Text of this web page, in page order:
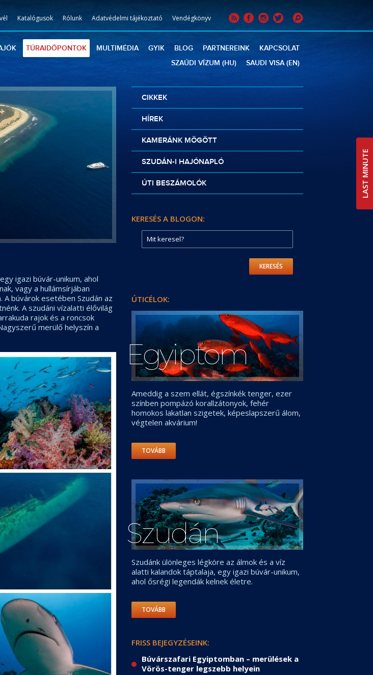
Katalógusok Rólunk Adatvédelmi tájékoztató Vendégkönyv
TÚRAIDŐPONTOK MULTIMÉDIA GYIK BLOG PARTNEREINK
KAPCSOLAT
SZAÚDI VÍZUM (HU)
SAUDI VISA (EN)
igazi búvár-unikum, ahol
vagy a hullámsírjában
A búvárok esetében Szudán az
A szudáni vízalatti élővilág
rajok és a roncsok
merülő helyszín a
CIKKEK
HÍREK
KAMERÁNK MÖGÖTT
SZUDÁN-I HAJÓNAPLÓ
ÚTI BESZÁMOLÓK
KERESÉS A BLOGON:
KERESÉS
ÚTICÉLOK:
Egyiptom
Ameddig a szem ellát, égszínkék tenger, ezer
színben pompázó korallzátonyok, fehér
homokos lakatlan szigetek, képeslapszerű álom,
végtelen akvárium!
TOVÁBB
Szudán
Szudánk ülönleges légköre az álmok és a víz
alatti kalandok táptalaja, egy igazi búvár-unikum,
ahol ősrégi legendák kelnek életre.
TOVÁBB
FRISS BEJEGYZÉSEINK:
Búvárszafari Egyiptomban – merülések a
Vörös-tenger legszebb helyein
LAST MINUTE